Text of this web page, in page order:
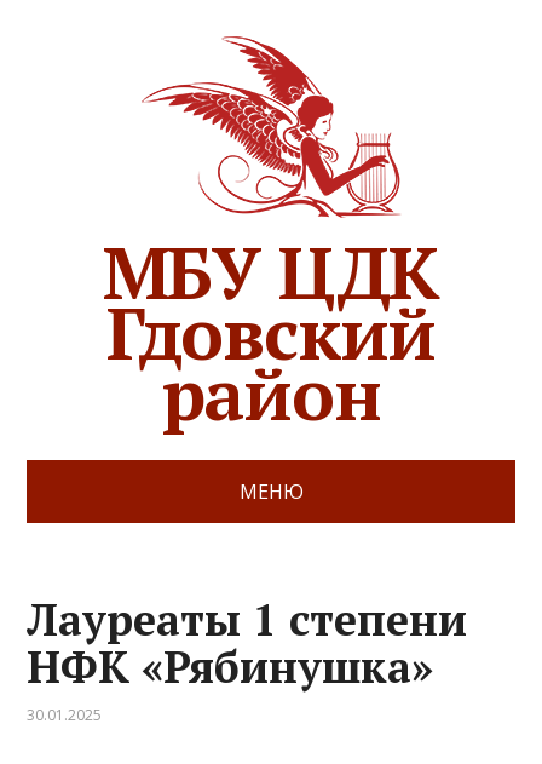
МБУ ЦДК
Гдовский
район
МЕНЮ
Лауреаты 1 степени
НФК «Рябинушка»
30.01.2025